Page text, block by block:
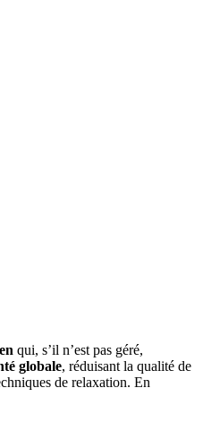
qui, s’il n’est pas géré,
globale, réduisant la qualité de
de relaxation. En